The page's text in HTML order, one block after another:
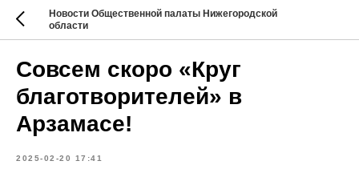
Новости Общественной палаты Нижегородской
области
Совсем скоро «Круг
благотворителей» в
Арзамасе!
2025-02-20 17:41